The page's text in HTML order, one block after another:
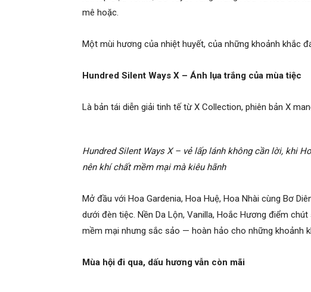
mê hoặc.
Một mùi hương của nhiệt huyết, của những khoảnh khắc
Hundred Silent Ways X – Ánh lụa trắng của mùa tiệc
Là bản tái diễn giải tinh tế từ X Collection, phiên bản X
Hundred Silent Ways X – vẻ lấp lánh không cần lời, khi
nên khí chất mềm mại mà kiêu hãnh
Mở đầu với Hoa Gardenia, Hoa Huệ, Hoa Nhài cùng Bơ
dưới đèn tiệc. Nền Da Lộn, Vanilla, Hoắc Hương điểm
mềm mại nhưng sắc sảo — hoàn hảo cho những khoảnh
Mùa hội đi qua, dấu hương vẫn còn mãi